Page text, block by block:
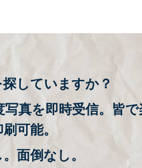
していますか？
真を即時受信。皆
可能。
面倒なし。